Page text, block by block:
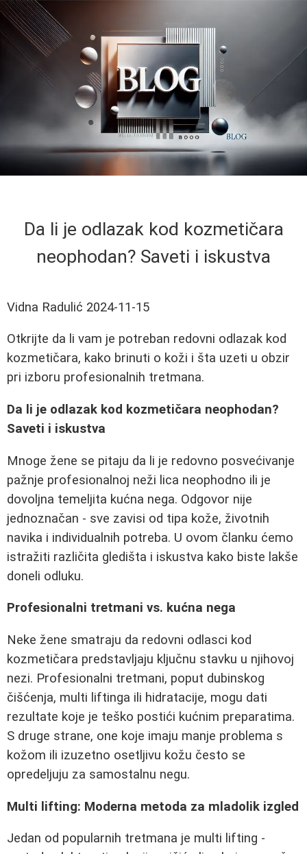
Da li je odlazak kod kozmetičara
neophodan? Saveti i iskustva
Vidna Radulić 2024-11-15
Otkrijte da li vam je potreban redovni odlazak kod
kozmetičara, kako brinuti o koži i šta uzeti u obzir
pri izboru profesionalnih tretmana.
Da li je odlazak kod kozmetičara neophodan?
Saveti i iskustva
Mnoge žene se pitaju da li je redovno posvećivanje
pažnje profesionalnoj neži lica neophodno ili je
dovoljna temeljita kućna nega. Odgovor nije
jednoznačan - sve zavisi od tipa kože, životnih
navika i individualnih potreba. U ovom članku ćemo
istražiti različita gledišta i iskustva kako biste lakše
doneli odluku.
Profesionalni tretmani vs. kućna nega
Neke žene smatraju da redovni odlasci kod
kozmetičara predstavljaju ključnu stavku u njihovoj
nezi. Profesionalni tretmani, poput dubinskog
čišćenja, multi liftinga ili hidratacije, mogu dati
rezultate koje je teško postići kućnim preparatima.
S druge strane, one koje imaju manje problema s
kožom ili izuzetno osetljivu kožu često se
opredeljuju za samostalnu negu.
Multi lifting: Moderna metoda za mladolik izgled
Jedan od popularnih tretmana je multi lifting -